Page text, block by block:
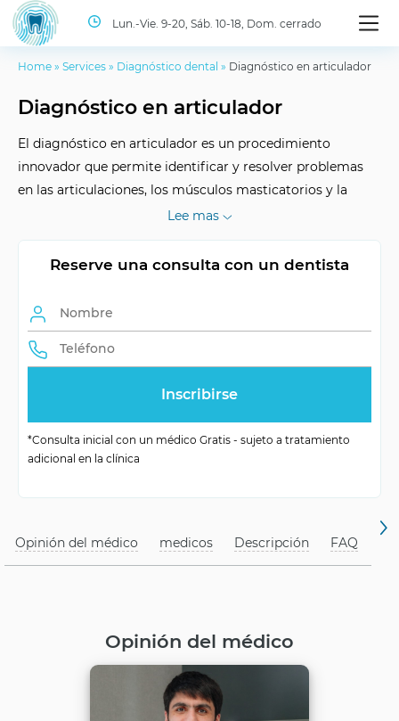
Lun.-Vie. 9-20, Sáb. 10-18, Dom. cerrado
Home » Services » Diagnóstico dental » Diagnóstico en articulador
Diagnóstico en articulador
El diagnóstico en articulador es un procedimiento
innovador que permite identificar y resolver problemas
en las articulaciones, los músculos masticatorios y la
mordida. Requiere equipos de última generación, que
procedimiento
Número de visitas
Sin restricciones
Rehabilitación No necesaria
Lee mas
Reserve una consulta con un dentista
*Consulta inicial con un médico Gratis - sujeto a tratamiento
adicional en la clínica
Opinión del médico medicos Descripción FAQ
Opinión del médico